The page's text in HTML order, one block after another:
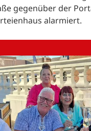
gegenüber der
alarmiert.